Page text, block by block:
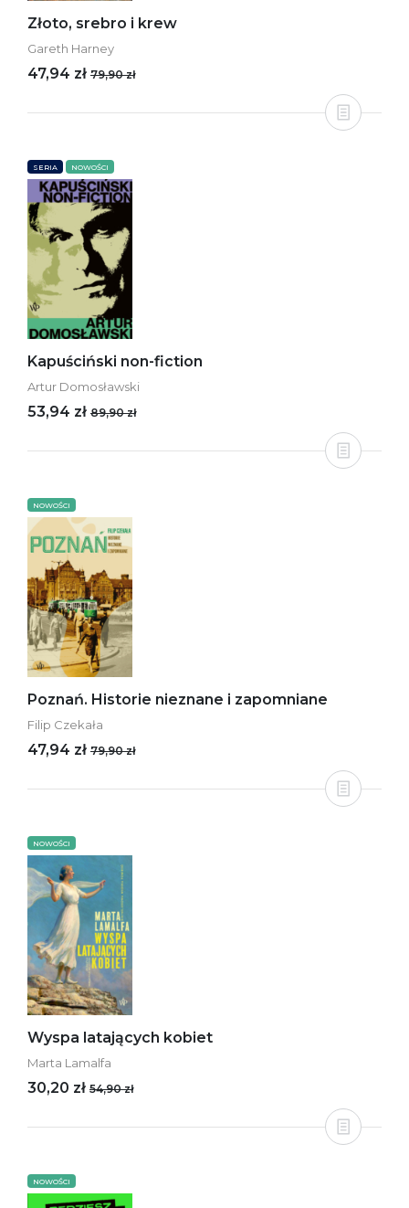
Złoto, srebro i krew
Gareth Harney
47,94 zł 79,90 zł
SERIA NOWOŚCI
Kapuściński non-fiction
Artur Domosławski
53,94 zł 89,90 zł
NOWOŚCI
Poznań. Historie nieznane i zapomniane
Filip Czekała
47,94 zł 79,90 zł
NOWOŚCI
Wyspa latających kobiet
Marta Lamalfa
30,20 zł 54,90 zł
NOWOŚCI